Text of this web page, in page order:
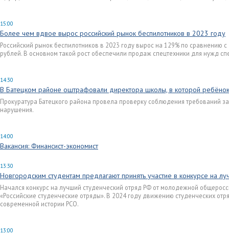
15:00
Более чем вдвое вырос российский рынок беспилотников в 2023 году
Российский рынок беспилотников в 2023 году вырос на 129% по сравнению
рублей. В основном такой рост обеспечили продаж спецтехники для нужд
14:30
В Батецком районе оштрафовали директора школы, в которой
Прокуратура Батецкого района провела проверку соблюдения требований
нарушения.
14:00
Вакансия: Финансист-экономист
13:30
Новгородским студентам предлагают принять участие в конкурсе на
Начался конкурс на лучший студенческий отряд РФ от молодежной
«Российские студенческие отряды». В 2024 году движению студенческих
современной истории РСО.
13:00